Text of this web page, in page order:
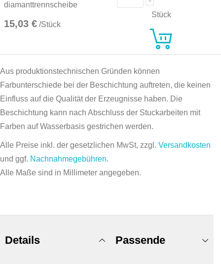
diamanttrennscheibe
15,03 € /Stück
Stück
Aus produktionstechnischen Gründen können
Farbunterschiede bei der Beschichtung auftreten, die keinen
Einfluss auf die Qualität der Erzeugnisse haben. Die
Beschichtung kann nach Abschluss der Stuckarbeiten mit
Farben auf Wasserbasis gestrichen werden.
Alle Preise inkl. der gesetzlichen MwSt, zzgl. Versandkosten
und ggf. Nachnahmegebühren.
Alle Maße sind in Millimeter angegeben.
Details Passende